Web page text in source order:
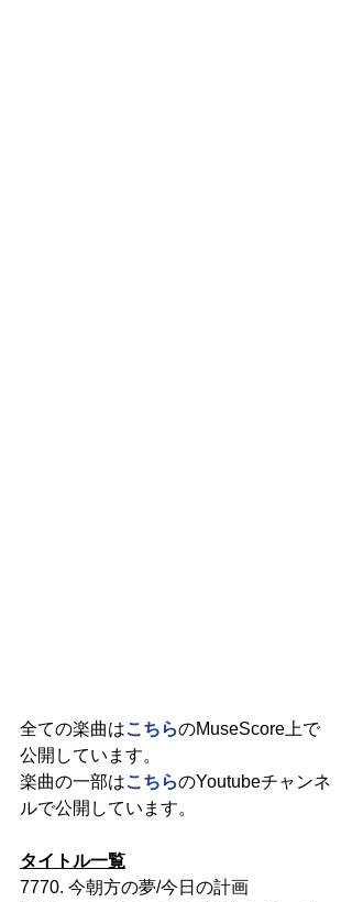
全ての楽曲はこちらのMuseScore上で
公開しています。
楽曲の一部はこちらのYoutubeチャンネ
ルで公開しています。
タイトル一覧
7770. 今朝方の夢/今日の計画